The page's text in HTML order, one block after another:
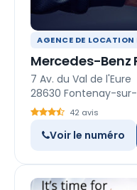
AGENCE DE LOCATION
Mercedes-Benz
7 Av. du Val de l'Eure
28630 Fontenay-sur-
42 avis
Voir le numéro